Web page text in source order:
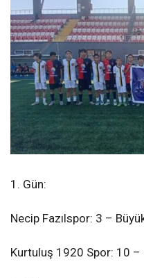
1. Gün:
Necip Fazılspor: 3 –
Kurtuluş 1920 Spor: 10 –